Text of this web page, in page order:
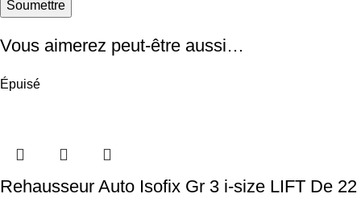
Vous aimerez peut-être aussi…
Épuisé
Rehausseur Auto Isofix Gr 3 i-size LIFT De 22